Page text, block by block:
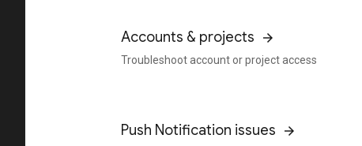
Accounts & projects
Troubleshoot account or project access
Push Notification issues